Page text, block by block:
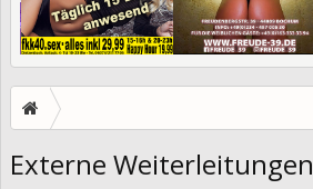
Externe Weiterleitungen